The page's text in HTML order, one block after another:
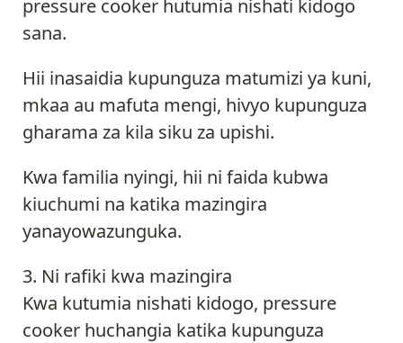
pressure cooker hutumia nishati kidogo
sana.
Hii inasaidia kupunguza matumizi ya kuni,
mkaa au mafuta mengi, hivyo kupunguza
gharama za kila siku za upishi.
Kwa familia nyingi, hii ni faida kubwa
kiuchumi na katika mazingira
yanayowazunguka.
Ni rafiki kwa mazingira
Kwa kutumia nishati kidogo, pressure
cooker huchangia katika kupunguza